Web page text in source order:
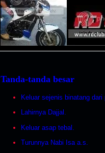
Tanda-tanda besar
Keluar sejenis binatang
Lahirnya Dajjal.
Keluar asap tebal.
Turunnya Nabi Isa a.s.